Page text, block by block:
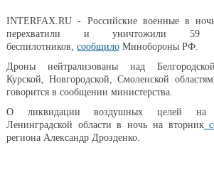
INTERFAX.RU - Российские военные в
перехватили и уничтожили 59
беспилотников, сообщило Минобороны РФ.
Дроны нейтрализованы над
Курской, Новгородской, Смоленской
говорится в сообщении министерства.
О ликвидации воздушных целей на
Ленинградской области в ночь на вторник
региона Александр Дрозденко.